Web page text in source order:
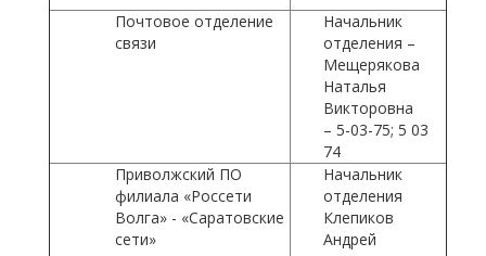
Почтовое отделение
связи
Начальник
отделения –
Мещерякова
Наталья
Викторовна
– 5-03-75; 5 03
74
Приволжский ПО
филиала «Россети
Волга» - «Саратовские
сети»
Начальник
отделения
Клепиков
Андрей